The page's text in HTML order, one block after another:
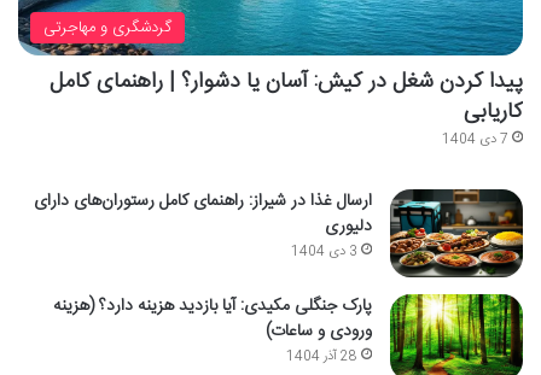
گردشگری و مهاجرتی
پیدا کردن شغل در کیش: آسان یا دشوار؟ | راهنمای کامل
کاریابی
7 دی 1404
ارسال غذا در شیراز: راهنمای کامل رستوران‌های دارای
دلیوری
3 دی 1404
پارک جنگلی مکیدی: آیا بازدید هزینه دارد؟ (هزینه
ورودی و ساعات)
28 آذر 1404